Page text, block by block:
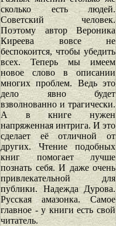
сколько есть людей.
Советский человек.
Поэтому автор Вероника
Киреева вовсе не
беспокоится, чтобы убедить
всех. Теперь мы имеем
новое слово в описании
многих проблем. Ведь это
дело явно будет
взволнованно и трагически.
А в книге нужен
напряженная интрига. И это
сделает её отличной от
других. Чтение подобных
книг помогает лучше
познать себя. И даже очень
привлекательной для
публики. Надежда Дурова.
Русская амазонка. Самое
главное - у книги есть свой
читатель.